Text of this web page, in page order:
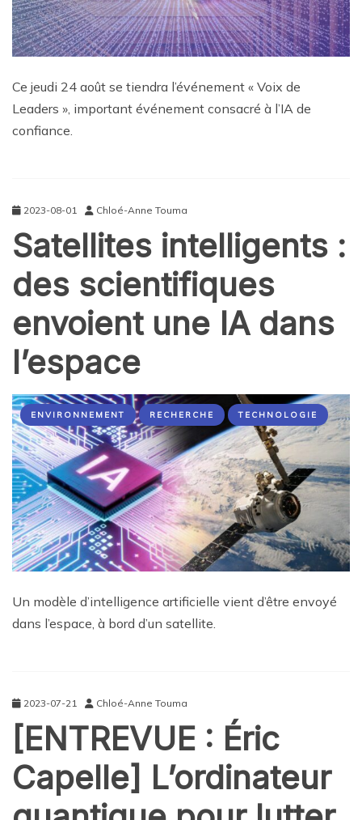
Ce jeudi 24 août se tiendra l’événement « Voix de
Leaders », important événement consacré à l’IA de
confiance.
2023-08-01 Chloé-Anne Touma
Satellites intelligents :
des scientifiques
envoient une IA dans
l’espace
ENVIRONNEMENT RECHERCHE TECHNOLOGIE
Un modèle d’intelligence artificielle vient d’être envoyé
dans l’espace, à bord d’un satellite.
2023-07-21 Chloé-Anne Touma
[ENTREVUE : Éric
Capelle] L’ordinateur